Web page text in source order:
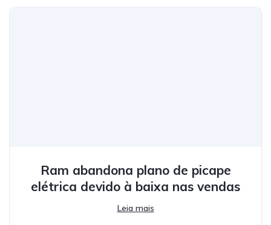
Ram abandona plano de picape
elétrica devido à baixa nas vendas
Leia mais